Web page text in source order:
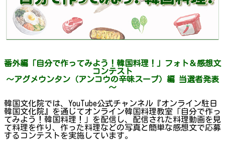
番外編「自分で作ってみよう！韓国料理！」フォト＆感想文
コンテスト
～アグメウンタン（アンコウの辛味スープ）編 当選者発表
～
韓国文化院では、YouTube公式チャンネル『オンライン駐日
韓国文化院』を通じてオンライン韓国料理教室「自分で作っ
てみよう！韓国料理！」を配信し、配信された料理動画を見
て料理を作り、作った料理などの写真と簡単な感想文で応募
するコンテストを実施しています。